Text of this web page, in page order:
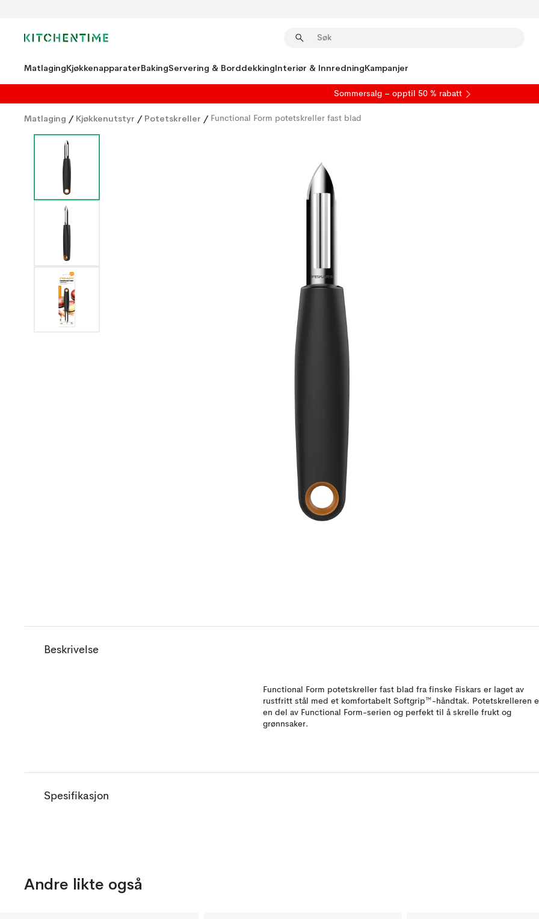
MatlagingKjøkkenapparaterBakingServering & BorddekkingInteriør & InnredningKampanjer
Sommersalg – opptil 50 % rabatt
Matlaging / Kjøkkenutstyr / Potetskreller / Functional Form potetskreller fast blad
Beskrivelse
Functional Form potetskreller fast blad fra finske Fiskars er laget av
rustfritt stål med et komfortabelt Softgrip™-håndtak. Potetskrelleren
en del av Functional Form-serien og perfekt til å skrelle frukt og
grønnsaker.
Spesifikasjon
Andre likte også